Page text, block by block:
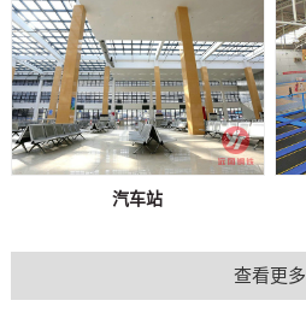
汽车站
查看更多